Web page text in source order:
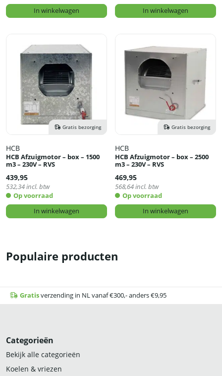
In winkelwagen
In winkelwagen
Gratis bezorging
HCB
HCB Afzuigmotor – box – 1500
m3 – 230V – RVS
439,95
532,34incl. btw
Op voorraad
In winkelwagen
Gratis bezorging
HCB
HCB Afzuigmotor – box – 2500
m3 – 230V – RVS
469,95
568,64incl. btw
Op voorraad
In winkelwagen
Populaire producten
Gratisverzending in NL vanaf €300,- anders €9,95
Categorieën
Bekijk alle categorieën
Koelen & vriezen